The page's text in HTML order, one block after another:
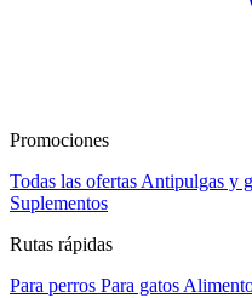
Promociones
Todas las ofertas Antipulgas y
Suplementos
Rutas rápidas
Para perros Para gatos